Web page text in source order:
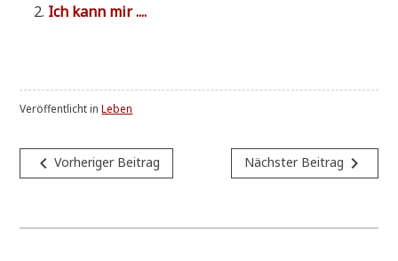
Ich kann mir ....
Veröffentlicht inLeben
Beitragsnavigation
navigate_beforeVorheriger Beitrag Nächster Beitrag navigate_next